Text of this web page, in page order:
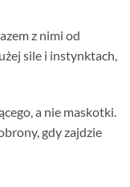
z nimi od
sile i instynktach,
a nie maskotki.
gdy zajdzie